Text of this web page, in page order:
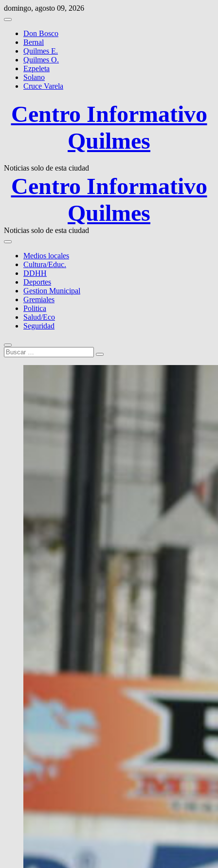
Saltar
al
domingo, agosto 09, 2026
Don Bosco
Bernal
Quilmes E.
Quilmes O.
Ezpeleta
Solano
Cruce Varela
Centro Informativo
Quilmes
Noticias solo de esta ciudad
Centro Informativo
Quilmes
Noticias solo de esta ciudad
Medios locales
Cultura/Educ.
DDHH
Deportes
Gestion Municipal
Gremiales
Politica
Salud/Eco
Seguridad
Buscar
…